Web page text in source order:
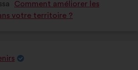
seuraavasti:
Comment améliorer les
votre territoire ?